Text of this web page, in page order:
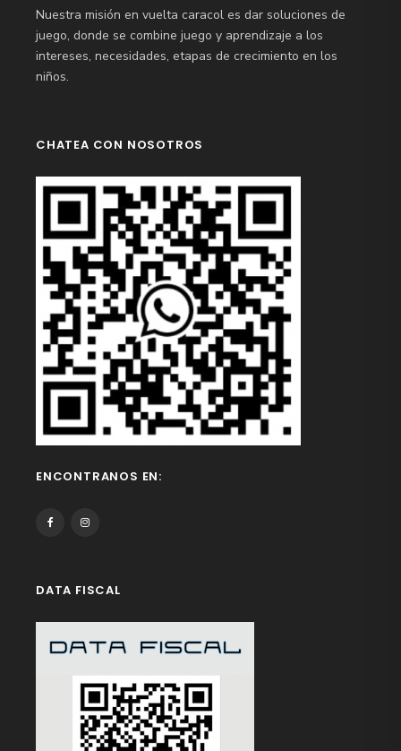
Nuestra misión en vuelta caracol es dar soluciones de
juego, donde se combine juego y aprendizaje a los
intereses, necesidades, etapas de crecimiento en los
niños.
CHATEA CON NOSOTROS
ENCONTRANOS EN:
DATA FISCAL